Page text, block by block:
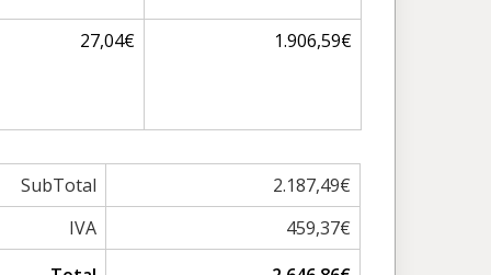
27,04€ 1.906,59€
SubTotal
2.187,49€
IVA
459,37€